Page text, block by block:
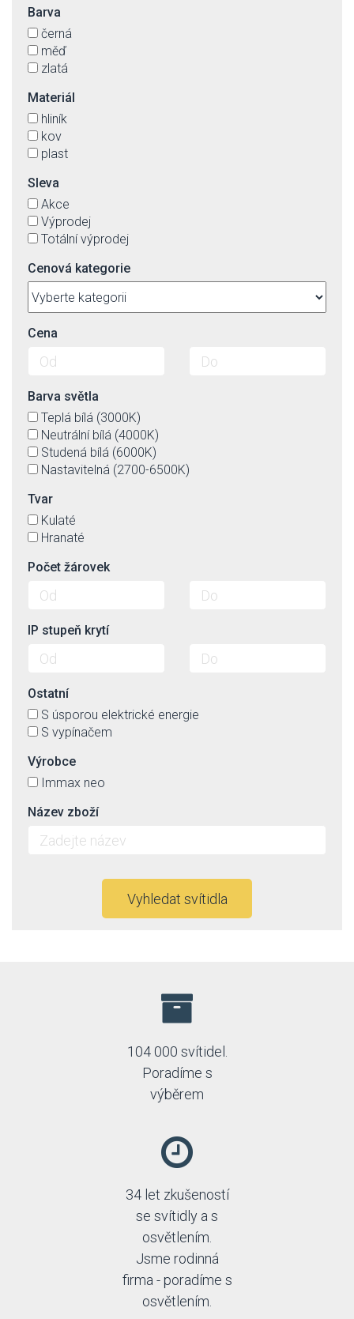
Barva
černá
měď
zlatá
Materiál
hliník
kov
plast
Sleva
Akce
Výprodej
Totální výprodej
Cenová kategorie
Cena
Barva světla
Teplá bílá (3000K)
Neutrální bílá (4000K)
Studená bílá (6000K)
Nastavitelná (2700-6500K)
Tvar
Kulaté
Hranaté
Počet žárovek
IP stupeň krytí
Ostatní
S úsporou elektrické energie
S vypínačem
Výrobce
Immax neo
Název zboží
Vyhledat svítidla
104 000 svítidel.
Poradíme s
výběrem
34 let zkušeností
se svítidly a s
osvětlením.
Jsme rodinná
firma - poradíme s
osvětlením.